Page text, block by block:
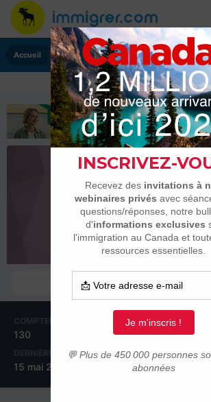
Accueil
chafia dj
Habitués
COMPTEUR DE CONTENUS
130
INSCRIPTION
30
DERNIÈRE VISITE
15 mai 2019